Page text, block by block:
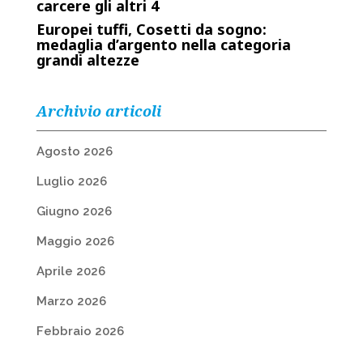
carcere gli altri 4
Europei tuffi, Cosetti da sogno:
medaglia d’argento nella categoria
grandi altezze
Archivio articoli
Agosto 2026
Luglio 2026
Giugno 2026
Maggio 2026
Aprile 2026
Marzo 2026
Febbraio 2026